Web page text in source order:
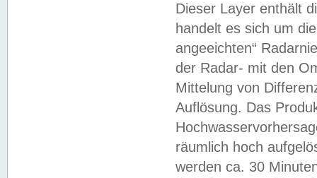
Dieser Layer enthält
handelt es sich um
angeeichten“
der Radar- mit den
Mittelung von
Auflösung. Das
räumlich hoch
werden ca. 30